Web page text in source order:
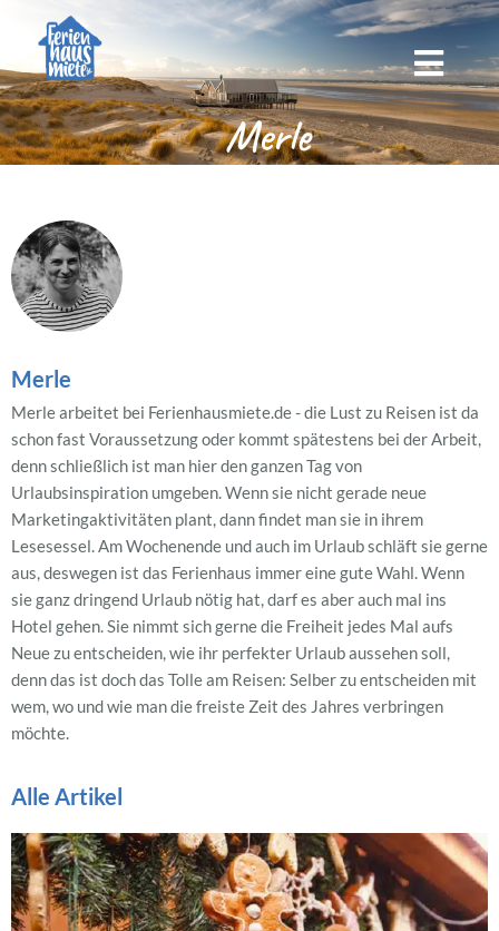
Merle
Merle
Merle arbeitet bei Ferienhausmiete.de - die Lust zu Reisen ist da
schon fast Voraussetzung oder kommt spätestens bei der Arbeit,
denn schließlich ist man hier den ganzen Tag von
Urlaubsinspiration umgeben. Wenn sie nicht gerade neue
Marketingaktivitäten plant, dann findet man sie in ihrem
Lesesessel. Am Wochenende und auch im Urlaub schläft sie gerne
aus, deswegen ist das Ferienhaus immer eine gute Wahl. Wenn
sie ganz dringend Urlaub nötig hat, darf es aber auch mal ins
Hotel gehen. Sie nimmt sich gerne die Freiheit jedes Mal aufs
Neue zu entscheiden, wie ihr perfekter Urlaub aussehen soll,
denn das ist doch das Tolle am Reisen: Selber zu entscheiden mit
wem, wo und wie man die freiste Zeit des Jahres verbringen
möchte.
Alle Artikel